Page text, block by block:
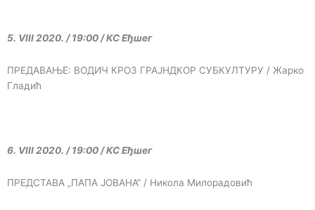
5. VIII 2020. / 19:00 / КС Еђшег
ПРЕДАВАЊЕ: ВОДИЧ КРОЗ ГРАЈНДКОР СУБКУЛТУРУ / Жарко
Гладић
6. VIII 2020. / 19:00 / КС Еђшег
ПРЕДСТАВА „ПАПА ЈОВАНА“ / Никола Милорадовић